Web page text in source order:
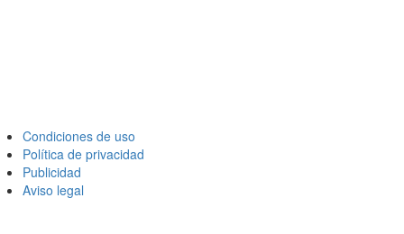
Condiciones de uso
Política de privacidad
Publicidad
Aviso legal